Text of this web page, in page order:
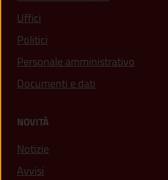
Uffici
Politici
Personale amministrativo
Documenti e dati
NOVITÀ
Notizie
Avvisi